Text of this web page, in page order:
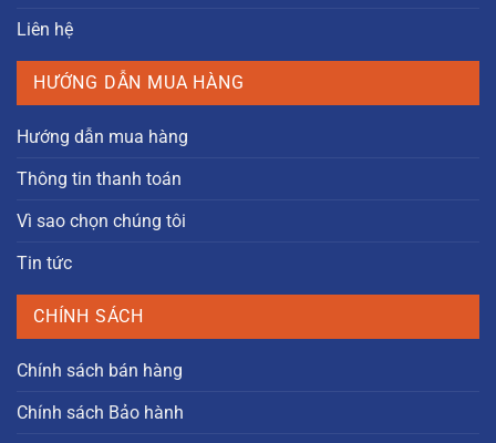
Liên hệ
HƯỚNG DẪN MUA HÀNG
Hướng dẫn mua hàng
Thông tin thanh toán
Vì sao chọn chúng tôi
Tin tức
CHÍNH SÁCH
Chính sách bán hàng
Chính sách Bảo hành